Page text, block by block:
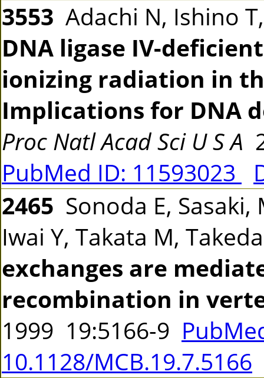
3553 Adachi N, Ishino
DNA ligase IV-
ionizing radiation in
Implications for DNA
Proc Natl Acad Sci U S A
PubMed ID: 11593023
2465 Sonoda E,
Iwai Y, Takata M,
exchanges are
recombination in
1999 19:5166-9
10.1128/MCB.19.7.5166